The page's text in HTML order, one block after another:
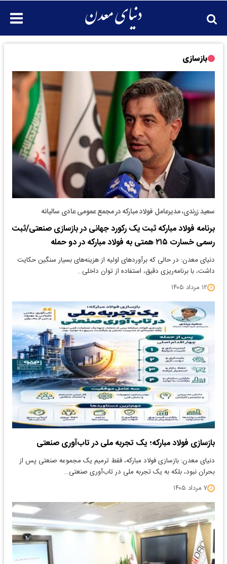
بازسازی
سعید زرندی، مدیرعامل فولاد مبارکه در مجمع عمومی عادی سالیانه
برنامه فولاد مبارکه ثبت یک رکورد جهانی در بازسازی صنعتی/ثبت
رسمی خسارت ۲۱۵ همتی به فولاد مبارکه در دو حمله
دنیای معدن: در حالی که برآوردهای اولیه از هزینه‌های بسیار سنگین حکایت
داشت، با برنامه‌ریزی دقیق، استفاده از توان داخلی…
۱۲ مرداد ۱۴۰۵
بازسازی فولاد مبارکه؛ یک تجربه ملی در تاب‌آوری صنعتی
دنیای معدن: بازسازی فولاد مبارکه، فقط ترمیم یک مجموعه صنعتی پس از
بحران نبود، بلکه به یک تجربه ملی در تاب‌آوری صنعتی…
۷ مرداد ۱۴۰۵